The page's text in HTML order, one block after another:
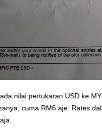
nilai pertukaran USD ke
cuma RM6 aje. Rates